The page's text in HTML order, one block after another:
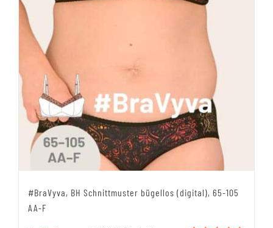
#BraVyva, BH Schnittmuster bügellos (digital), 65-105
AA-F